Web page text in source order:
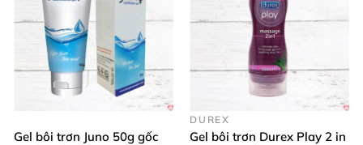
Gel bôi trơn Juno 50g gốc
DUREX
Gel bôi trơn Durex Play 2 in